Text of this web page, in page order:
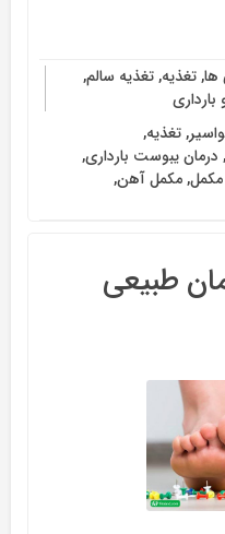
ها,تغذیه,تغذیه سالم,
بارداری
,تغذیه,
, درمان یبوست بارداری,
مکمل,مکمل آهن,
طبیعی